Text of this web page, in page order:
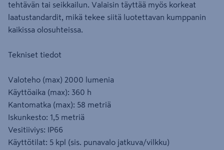
tehtävän tai seikkailun. Valaisin täyttää myös korkeat
laatustandardit, mikä tekee siitä luotettavan kumppanin
kaikissa olosuhteissa.
Tekniset tiedot
Valoteho (max) 2000 lumenia
Käyttöaika (max): 360 h
Kantomatka (max): 58 metriä
Iskunkesto: 1,5 metriä
Vesitiiviys: IP66
Käyttötilat: 5 kpl (sis. punavalo jatkuva/vilkku)